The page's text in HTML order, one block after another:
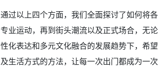
通过以上四个方面，我们全面探讨了如何将
专业运动，再到街头潮流以及正式场合，无
性化表达和多元文化融合的发展趋势下，希
及生活方式的方法，让每一次出门都成为一